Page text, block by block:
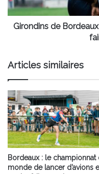
qui
peut
tout
Girondins de
Articles similaires
Bordeaux : le championnat
monde de lancer d’avions